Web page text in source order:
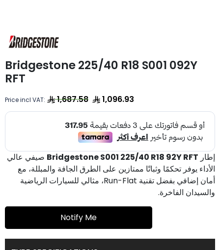
Bridgestone 225/40 R18 S001 092Y
RFT
Price incl VAT: 1,687.58 1,096.93
إطار Bridgestone S001 225/40 R18 92Y RFT صيفي عالي
الأداء يوفر تحكمًا وثباتًا ممتازين على الطرق الجافة والمبللة، مع
أمان إضافي بفضل تقنية Run-Flat، مثالي للسيارات الرياضية
والسيدان الفاخرة.
Notify Me